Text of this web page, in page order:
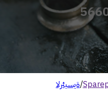
الرئيسية/